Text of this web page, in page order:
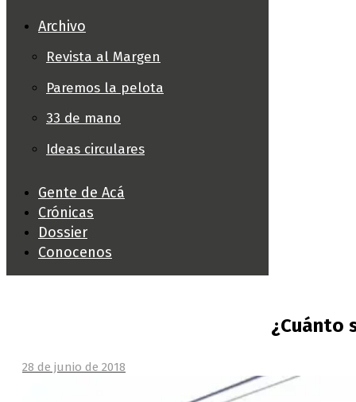
Archivo
Revista al Margen
Paremos la pelota
33 de mano
Ideas circulares
Gente de Acá
Crónicas
Dossier
Conocenos
¿Cuánto
28 de junio de 2018